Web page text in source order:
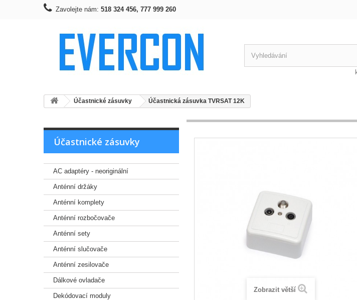
Zavolejte nám: 518 324 456, 777 999 260
Účastnické zásuvky Účastnická zásuvka TVRSAT 12K
Účastnické zásuvky
AC adaptéry - neoriginální
Anténní držáky
Anténní komplety
Anténní rozbočovače
Anténní sety
Anténní slučovače
Anténní zesilovače
Dálkové ovladače
Dekódovací moduly
Zobrazit větší